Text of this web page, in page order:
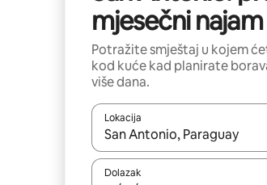
mjesečni najam
Potražite smještaj u kojem
kod kuće kad planirate
više dana.
Lokacija
Kada budu dostupni rezultati,
Dolazak